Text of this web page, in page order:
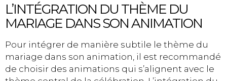
L’INTÉGRATION DU THÈME DU
MARIAGE DANS SON ANIMATION
Pour intégrer de manière subtile le thème du
mariage dans son animation, il est recommandé
de choisir des animations qui s’alignent avec le